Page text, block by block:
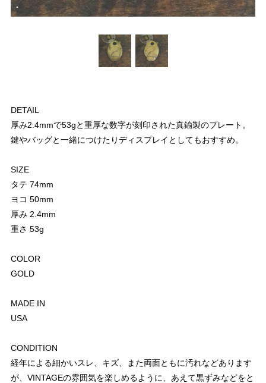
DETAIL
厚み2.4mmで53gと重厚な数字が刻印された真鍮製のプレート。
鍵やバッグと一緒につけたりディスプレイとしてもおすすめ。
SIZE
タテ 74mm
ヨコ 50mm
厚み 2.4mm
重さ 53g
COLOR
GOLD
MADE IN
USA
CONDITION
経年による細かいスレ、キズ、また両面ともに汚れなどあります
が、VINTAGEの雰囲気を楽しめるように、あえて黒ずみなどをと